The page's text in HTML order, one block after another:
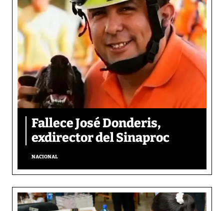
Fallece José Donderis,
exdirector del Sinaproc
NACIONAL